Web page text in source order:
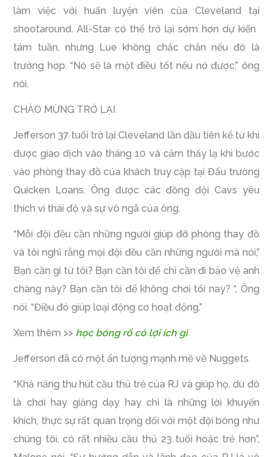
làm việc với huấn luyện viên của Cleveland tại
shootaround. All-Star có thể trở lại sớm hơn dự kiến ​​
tám tuần, nhưng Lue không chắc chắn nếu đó là
trường hợp. “Nó sẽ là một điều tốt nếu nó được,” ông
nói.
CHÀO MỪNG TRỞ LẠI
Jefferson 37 tuổi trở lại Cleveland lần đầu tiên kể từ khi
được giao dịch vào tháng 10 và cảm thấy lạ khi bước
vào phòng thay đồ của khách truy cập tại Đấu trường
Quicken Loans. Ông được các đồng đội Cavs yêu
thích vì thái độ và sự vô ngã của ông.
“Mỗi đội đều cần những người giúp đỡ phòng thay đồ
và tôi nghĩ rằng mọi đội đều cần những người mà nói,”
Bạn cần gì từ tôi? Bạn cần tôi để chỉ cần đi bảo vệ anh
chàng này? Bạn cần tôi để không chơi tối nay? “, Ông
nói. “Điều đó giúp loại động cơ hoạt động.”
Xem thêm >> học bóng rổ có lợi ích gì
Jefferson đã có một ấn tượng mạnh mẽ về Nuggets.
“Khả năng thu hút cầu thủ trẻ của RJ và giúp họ, dù đó
là chơi hay giảng dạy hay chỉ là những lời khuyến
khích, thực sự rất quan trọng đối với một đội bóng như
chúng tôi, có rất nhiều cầu thủ 23 tuổi hoặc trẻ hơn”,